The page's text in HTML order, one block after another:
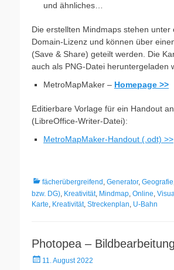
und ähnliches…
Die erstellten Mindmaps stehen unter
Domain-Lizenz und können über
(Save & Share) geteilt werden. Die
auch als PNG-Datei heruntergeladen
MetroMapMaker – Homepage >>
Editierbare Vorlage für ein Handout
(LibreOffice-Writer-Datei):
MetroMapMaker-Handout (.odt) >>
Kategorien
fächerübergreifend , Generator, Geografie
bzw. DG), Kreativität, Mindmap, Online,
Karte, Kreativität, Streckenplan, U-Bahn
Photopea – Bildbearbeitung
Veröffentlicht
11. August 2022